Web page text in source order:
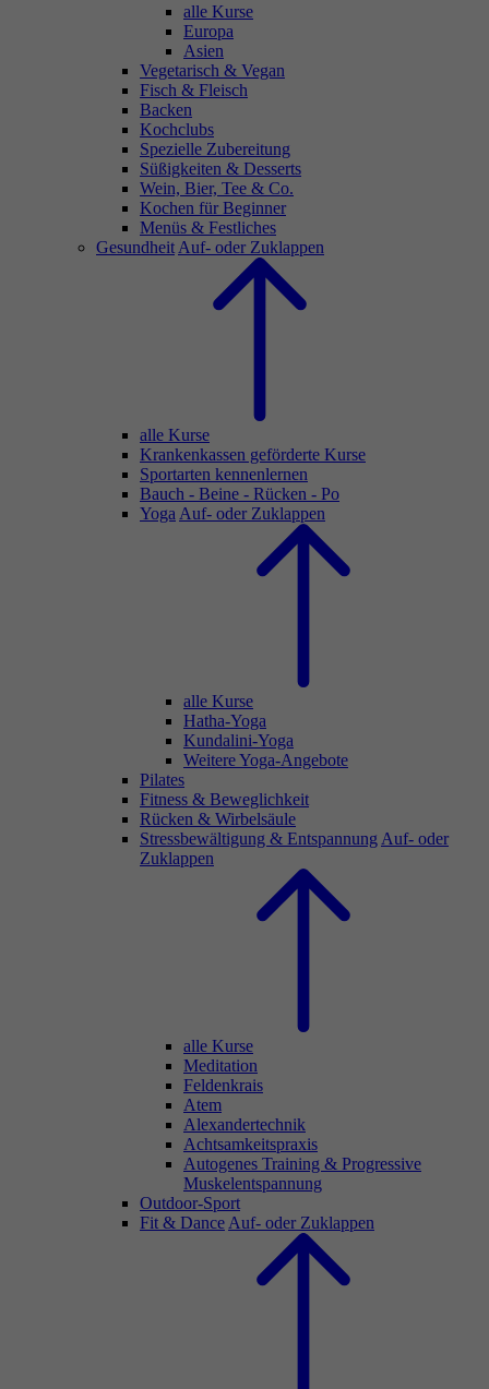
alle Kurse
Europa
Asien
Vegetarisch & Vegan
Fisch & Fleisch
Backen
Kochclubs
Spezielle Zubereitung
Süßigkeiten & Desserts
Wein, Bier, Tee & Co.
Kochen für Beginner
Menüs & Festliches
Gesundheit Auf- oder Zuklappen
alle Kurse
Krankenkassen geförderte Kurse
Sportarten kennenlernen
Bauch - Beine - Rücken - Po
Yoga Auf- oder Zuklappen
alle Kurse
Hatha-Yoga
Kundalini-Yoga
Weitere Yoga-Angebote
Pilates
Fitness & Beweglichkeit
Rücken & Wirbelsäule
Stressbewältigung & Entspannung Auf- oder
Zuklappen
alle Kurse
Meditation
Feldenkrais
Atem
Alexandertechnik
Achtsamkeitspraxis
Autogenes Training & Progressive
Muskelentspannung
Outdoor-Sport
Fit & Dance Auf- oder Zuklappen